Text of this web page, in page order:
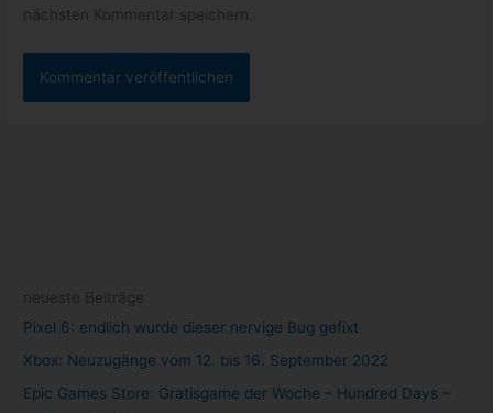
nächsten Kommentar speichern.
Pixel 6: endlich wurde dieser nervige Bug gefixt
Xbox: Neuzugänge vom 12. bis 16. September 2022
Epic Games Store: Gratisgame der Woche – Hundred Days –